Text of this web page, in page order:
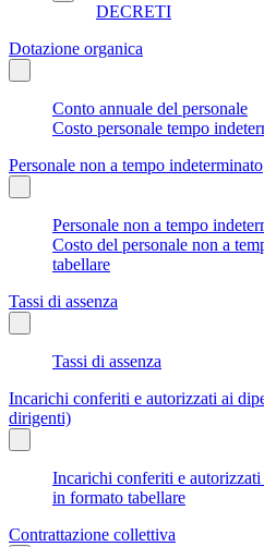
DECRETI
Dotazione organica
Conto annuale del personale
Costo personale tempo
Personale non a tempo indeterminato
Personale non a tempo
Costo del personale non a
tabellare
Tassi di assenza
Tassi di assenza
Incarichi conferiti e autorizzati ai
dirigenti)
Incarichi conferiti e
in formato tabellare
Contrattazione collettiva